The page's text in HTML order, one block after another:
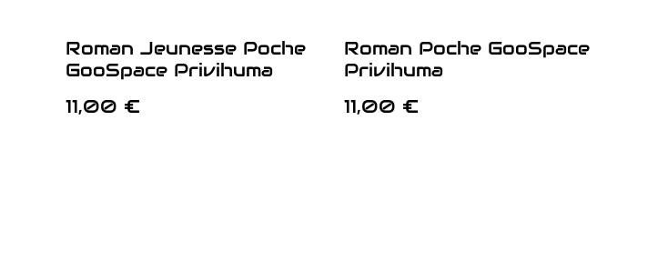
Roman Jeunesse Poche
GooSpace Privihuma
11,00 €
Roman Poche GooSpace
Privihuma
11,00 €